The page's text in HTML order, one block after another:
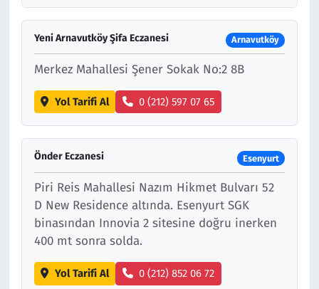
Yeni Arnavutköy Şifa Eczanesi Arnavutköy
Merkez Mahallesi Şener Sokak No:2 8B
Yol Tarifi Al 0 (212) 597 07 65
Önder Eczanesi Esenyurt
Piri Reis Mahallesi Nazım Hikmet Bulvarı 52
D New Residence altında. Esenyurt SGK
binasından Innovia 2 sitesine doğru inerken
400 mt sonra solda.
Yol Tarifi Al 0 (212) 852 06 72